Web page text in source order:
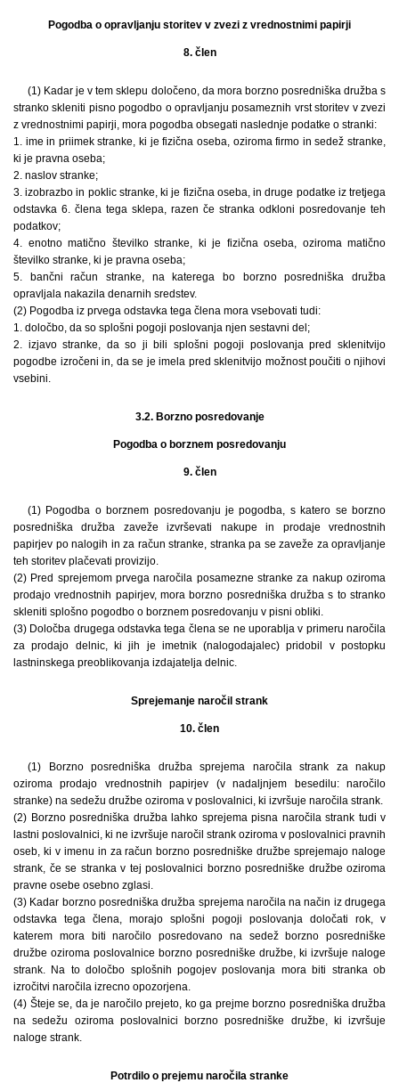
Pogodba o opravljanju storitev v zvezi z vrednostnimi papirji
8. člen
(1) Kadar je v tem sklepu določeno, da mora borzno posredniška družba s
stranko skleniti pisno pogodbo o opravljanju posameznih vrst storitev v zvezi
z vrednostnimi papirji, mora pogodba obsegati naslednje podatke o stranki:
1. ime in priimek stranke, ki je fizična oseba, oziroma firmo in sedež stranke,
ki je pravna oseba;
2. naslov stranke;
3. izobrazbo in poklic stranke, ki je fizična oseba, in druge podatke iz tretjega
odstavka 6. člena tega sklepa, razen če stranka odkloni posredovanje teh
podatkov;
4. enotno matično številko stranke, ki je fizična oseba, oziroma matično
številko stranke, ki je pravna oseba;
5. bančni račun stranke, na katerega bo borzno posredniška družba
opravljala nakazila denarnih sredstev.
(2) Pogodba iz prvega odstavka tega člena mora vsebovati tudi:
1. določbo, da so splošni pogoji poslovanja njen sestavni del;
2. izjavo stranke, da so ji bili splošni pogoji poslovanja pred sklenitvijo
pogodbe izročeni in, da se je imela pred sklenitvijo možnost poučiti o njihovi
vsebini.
3.2. Borzno posredovanje
Pogodba o borznem posredovanju
9. člen
(1) Pogodba o borznem posredovanju je pogodba, s katero se borzno
posredniška družba zaveže izvrševati nakupe in prodaje vrednostnih
papirjev po nalogih in za račun stranke, stranka pa se zaveže za opravljanje
teh storitev plačevati provizijo.
(2) Pred sprejemom prvega naročila posamezne stranke za nakup oziroma
prodajo vrednostnih papirjev, mora borzno posredniška družba s to stranko
skleniti splošno pogodbo o borznem posredovanju v pisni obliki.
(3) Določba drugega odstavka tega člena se ne uporablja v primeru naročila
za prodajo delnic, ki jih je imetnik (nalogodajalec) pridobil v postopku
lastninskega preoblikovanja izdajatelja delnic.
Sprejemanje naročil strank
10. člen
(1) Borzno posredniška družba sprejema naročila strank za nakup
oziroma prodajo vrednostnih papirjev (v nadaljnjem besedilu: naročilo
stranke) na sedežu družbe oziroma v poslovalnici, ki izvršuje naročila strank.
(2) Borzno posredniška družba lahko sprejema pisna naročila strank tudi v
lastni poslovalnici, ki ne izvršuje naročil strank oziroma v poslovalnici pravnih
oseb, ki v imenu in za račun borzno posredniške družbe sprejemajo naloge
strank, če se stranka v tej poslovalnici borzno posredniške družbe oziroma
pravne osebe osebno zglasi.
(3) Kadar borzno posredniška družba sprejema naročila na način iz drugega
odstavka tega člena, morajo splošni pogoji poslovanja določati rok, v
katerem mora biti naročilo posredovano na sedež borzno posredniške
družbe oziroma poslovalnice borzno posredniške družbe, ki izvršuje naloge
strank. Na to določbo splošnih pogojev poslovanja mora biti stranka ob
izročitvi naročila izrecno opozorjena.
(4) Šteje se, da je naročilo prejeto, ko ga prejme borzno posredniška družba
na sedežu oziroma poslovalnici borzno posredniške družbe, ki izvršuje
naloge strank.
Potrdilo o prejemu naročila stranke